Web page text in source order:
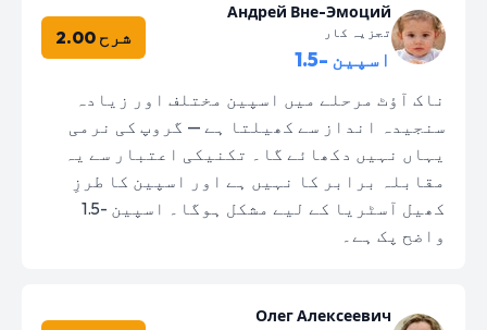
Андрей Вне-Эмоций
تجزیہ کار
اسپین -1.5
شرح 2.00
ناک آؤٹ مرحلے میں اسپین مختلف اور زیادہ
سنجیدہ انداز سے کھیلتا ہے — گروپ کی نرمی
یہاں نہیں دکھائے گا۔ تکنیکی اعتبار سے یہ
مقابلہ برابر کا نہیں ہے اور اسپین کا طرزِ
کھیل آسٹریا کے لیے مشکل ہوگا۔ اسپین -1.5
واضح پک ہے۔
Олег Алексеевич